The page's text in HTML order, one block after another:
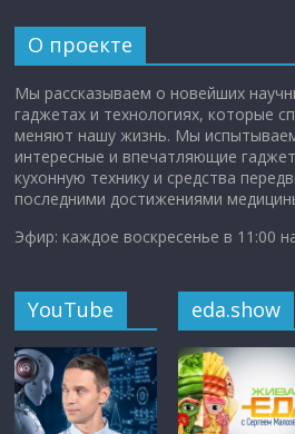
О проекте
Мы рассказываем о новейших
гаджетах и технологиях, которые
меняют нашу жизнь. Мы
интересные и впечатляющие
кухонную технику и средства
последними достижениями
Эфир: каждое воскресенье в 11:00
YouTube eda.show